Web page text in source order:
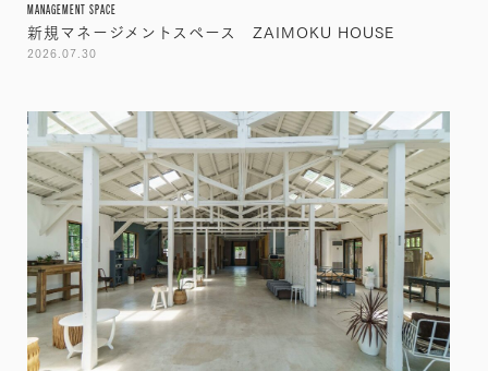
MANAGEMENT SPACE
新規マネージメントスペース ZAIMOKU HOUSE
2026.07.30